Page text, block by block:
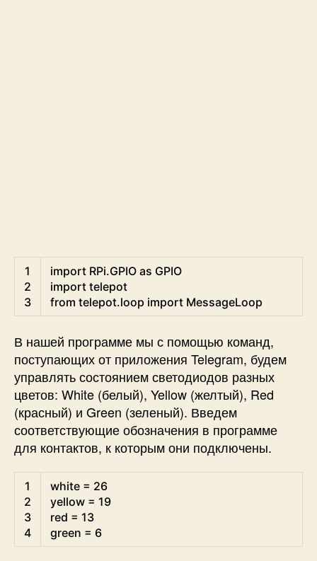
1
2
3
import RPi.GPIO as GPIO
import telepot
from telepot.loop import MessageLoop
В нашей программе мы с помощью команд,
поступающих от приложения Telegram, будем
управлять состоянием светодиодов разных
цветов: White (белый), Yellow (желтый), Red
(красный) и Green (зеленый). Введем
соответствующие обозначения в программе
для контактов, к которым они подключены.
1
2
3
4
white = 26
yellow = 19
red = 13
green = 6